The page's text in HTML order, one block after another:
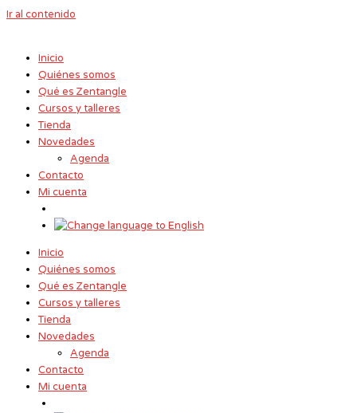
Ir al contenido
Inicio
Quiénes somos
Qué es Zentangle
Cursos y talleres
Tienda
Novedades
Agenda
Contacto
Mi cuenta
Inicio
Quiénes somos
Qué es Zentangle
Cursos y talleres
Tienda
Novedades
Agenda
Contacto
Mi cuenta